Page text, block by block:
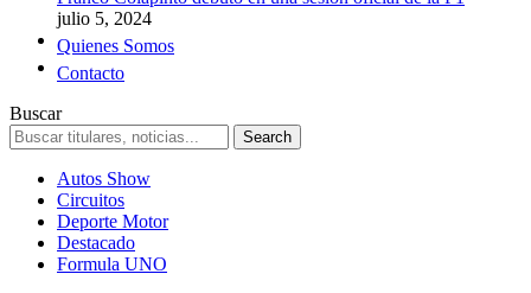
julio 5, 2024
Quienes Somos
Contacto
Buscar
Autos Show
Circuitos
Deporte Motor
Destacado
Formula UNO